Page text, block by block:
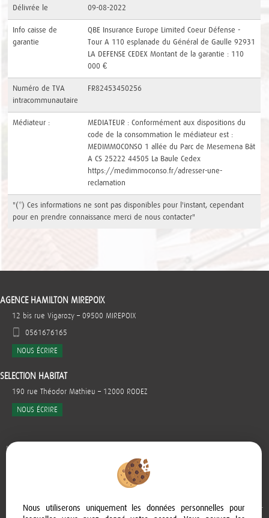
Délivrée le 09-08-2022
Info caisse de
garantie
QBE Insurance Europe Limited Coeur Défense -
Tour A 110 esplanade du Général de Gaulle 92931
LA DEFENSE CEDEX Montant de la garantie : 110
000 €
Numéro de TVA
intracommunautaire
FR82453450256
Médiateur :
MEDIATEUR : Conformément aux dispositions du
code de la consommation le médiateur est :
MEDIMMOCONSO 1 allée du Parc de Mesemena Bât
A CS 25222 44505 La Baule Cedex
https://medimmoconso.fr/adresser-une-
reclamation
"(*) Ces informations ne sont pas disponibles pour l'instant, cependant
pour en prendre connaissance merci de nous contacter"
AGENCE HAMILTON MIREPOIX
12 bis rue Vigarozy – 09500 MIREPOIX
0561676165
NOUS ÉCRIRE
SELECTION HABITAT
190 rue Théodor Mathieu – 12000 RODEZ
NOUS ÉCRIRE
Mentions Légales
Nous utiliserons uniquement les données personnelles pour